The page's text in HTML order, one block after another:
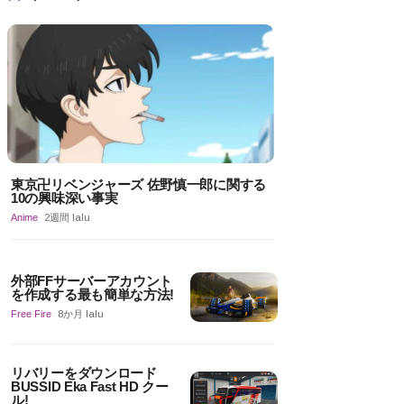
東京卍リベンジャーズ 佐野慎一郎に関する
10の興味深い事実
Anime 2週間 lalu
外部FFサーバーアカウント
を作成する最も簡単な方法!
Free Fire 8か月 lalu
リバリーをダウンロード
BUSSID Eka Fast HD クー
ル!